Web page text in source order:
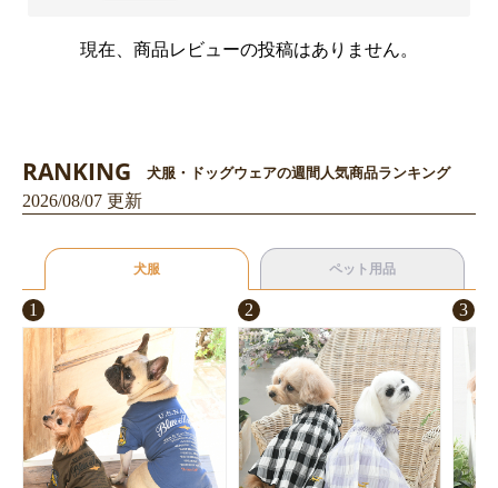
現在、商品レビューの投稿はありません。
RANKING 犬服・ドッグウェアの週間人気商品ランキング
2026/08/07 更新
犬服 ペット用品
1 2 3